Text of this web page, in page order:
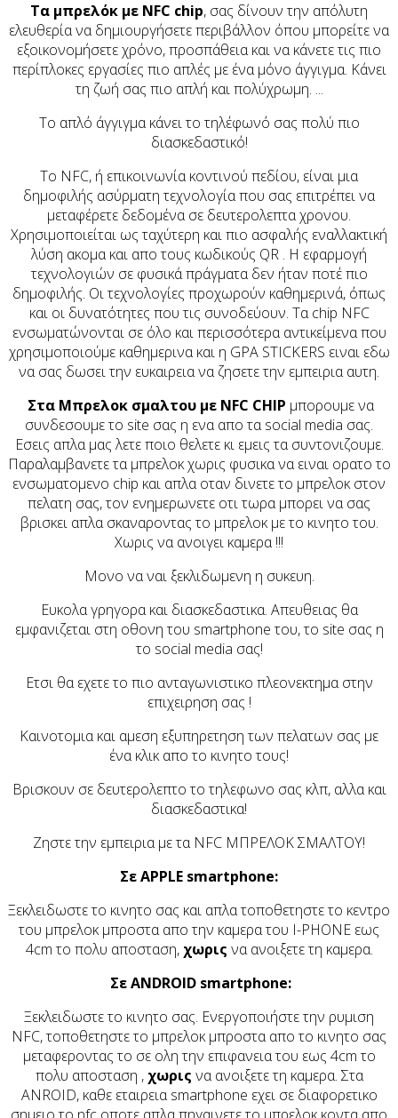
Τα μπρελόκ με NFC chip, σας δίνουν την απόλυτη
ελευθερία να δημιουργήσετε περιβάλλον όπου μπορείτε να
εξοικονομήσετε χρόνο, προσπάθεια και να κάνετε τις πιο
περίπλοκες εργασίες πιο απλές με ένα μόνο άγγιγμα. Κάνει
τη ζωή σας πιο απλή και πολύχρωμη. ...
Το απλό άγγιγμα κάνει το τηλέφωνό σας πολύ πιο
διασκεδαστικό!
Το NFC, ή επικοινωνία κοντινού πεδίου, είναι μια
δημοφιλής ασύρματη τεχνολογία που σας επιτρέπει να
μεταφέρετε δεδομένα σε δευτερολεπτα χρονου.
Χρησιμοποιείται ως ταχύτερη και πιο ασφαλής εναλλακτική
λύση ακομα και απο τους κωδικούς QR . Η εφαρμογή
τεχνολογιών σε φυσικά πράγματα δεν ήταν ποτέ πιο
δημοφιλής. Οι τεχνολογίες προχωρούν καθημερινά, όπως
και οι δυνατότητες που τις συνοδεύουν. Ταchip NFC
ενσωματώνονται σε όλο και περισσότερα αντικείμενα που
χρησιμοποιούμε καθημερινα και η GPA STICKERS ειναι εδω
να σας δωσει την ευκαιρεια να ζησετε την εμπειρια αυτη.
Στα Mπρελοκ σμαλτου με NFC CHIP μπορουμε να
συνδεσουμε το site σας η ενα απο ταsocial media σας.
Εσεις απλα μας λετε ποιο θελετε κι εμεις τα συντονιζουμε.
Παραλαμβανετε τα μπρελοκ χωρις φυσικα να ειναι ορατο το
ενσωματομενο chip και απλα οταν δινετε το μπρελοκ στον
πελατη σας, τον ενημερωνετε οτι τωρα μπορει να σας
βρισκει απλα σκαναροντας το μπρελοκ με το κινητο του.
Χωρις να ανοιγει καμερα !!!
Μονο να ναι ξεκλιδωμενη η συκευη.
Ευκολα γρηγορα και διασκεδαστικα. Απευθειας θα
εμφανιζεται στη οθονη του smartphoneτου, το site σας η
το social media σας!
Ετσι θα εχετε το πιο ανταγωνιστικο πλεονεκτημα στην
επιχειρηση σας !
Καινοτομια και αμεση εξυπηρετηση των πελατων σας με
ένα κλικ απο το κινητο τους!
Βρισκουν σε δευτερολεπτο το τηλεφωνο σας κλπ, αλλα και
διασκεδαστικα!
Ζηστε την εμπειρια με τα NFC ΜΠΡΕΛΟΚ ΣΜΑΛΤΟΥ!
ΣεAPPLE smartphone:
Ξεκλειδωστε το κινητο σας και απλα τοποθετηστε το κεντρο
του μπρελοκ μπροστα απο την καμερα του I-PHONE εως
4cmτο πολυ αποσταση, χωρις να ανοιξετε τη καμερα.
ΣεANDROID smartphone:
Ξεκλειδωστε το κινητο σας. Ενεργοποιήστε την ρυμιση
NFC,τοποθετηστε το μπρελοκ μπροστα απο το κινητο σας
μεταφεροντας το σε ολη την επιφανεια του εως 4cmτο
πολυ αποσταση , χωρις να ανοιξετε τη καμερα. Στα
ANROID, καθε εταιρειαsmartphone εχει σε διαφορετικο